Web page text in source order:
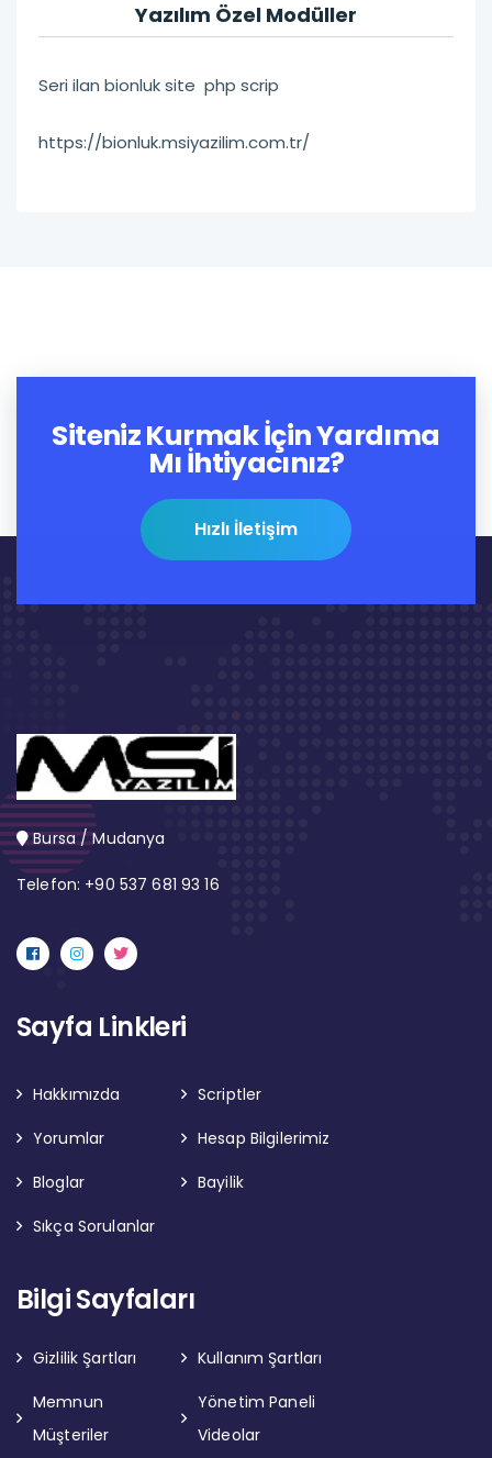
Yazılım Özel Modüller
Seri ilan bionluk site php scrip
https://bionluk.msiyazilim.com.tr/
Siteniz Kurmak İçin Yardıma
Mı İhtiyacınız?
Hızlı İletişim
Bursa / Mudanya
Telefon: +90 537 681 93 16
Sayfa Linkleri
Hakkımızda
Scriptler
Yorumlar
Hesap Bilgilerimiz
Bloglar
Bayilik
Sıkça Sorulanlar
Bilgi Sayfaları
Gizlilik Şartları
Kullanım Şartları
Memnun
Müşteriler
Yönetim Paneli
Videolar